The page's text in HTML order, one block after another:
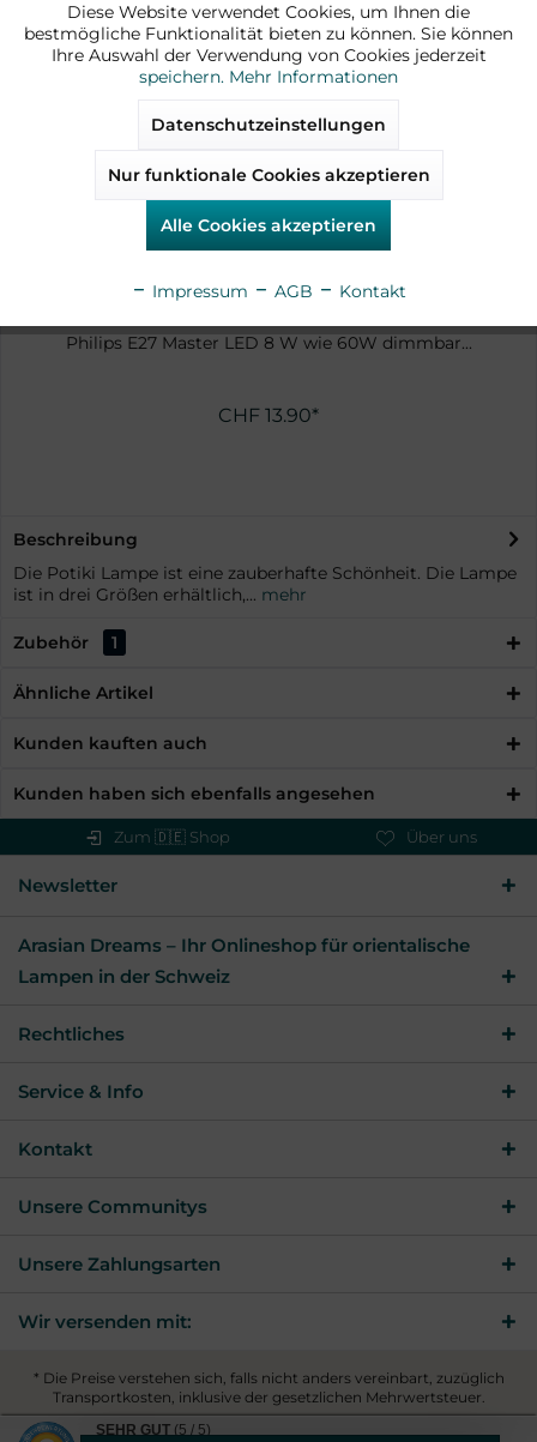
verfügbar
Philips E27 Master LED 8 W wie 60W dimmbar...
CHF 13.90*
Beschreibung
Die Potiki Lampe ist eine zauberhafte Schönheit. Die Lampe
ist in drei Größen erhältlich,... mehr
Zubehör 1
Ähnliche Artikel
Kunden kauften auch
Kunden haben sich ebenfalls angesehen
Zum 🇩🇪 Shop Über uns
Newsletter
Arasian Dreams – Ihr Onlineshop für orientalische
Lampen in der Schweiz
Rechtliches
Service & Info
Kontakt
Unsere Communitys
Unsere Zahlungsarten
Wir versenden mit:
* Die Preise verstehen sich, falls nicht anders vereinbart, zuzüglich
Transportkosten, inklusive der gesetzlichen Mehrwertsteuer.
© 2026 Arasian Dreams - All Rights Reserved. Theme by
Marketing Aktiv
Aktiv
Diese Website verwendet Cookies, um Ihnen die
bestmögliche Funktionalität bieten zu können. Sie können
Ihre Auswahl der Verwendung von Cookies jederzeit
speichern. Mehr Informationen
Datenschutzeinstellungen
Nur funktionale Cookies akzeptieren
Alle Cookies akzeptieren
Impressum AGB Kontakt
SEHR GUT (5 / 5)